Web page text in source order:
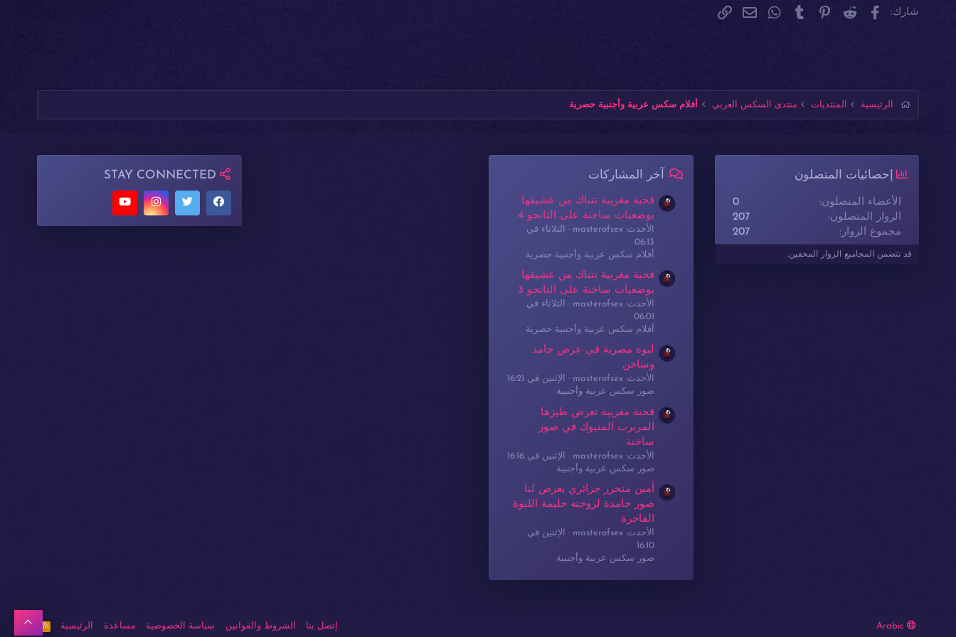
شارك: فيسبوكReddit
Pinterest
Tumblr
WhatsAppالبريد الإلكتروني
الرئيسية المنتديات منتدى السكس العربي أفلام سكس عربية وأجنبية حصرية
إحصائيات المتصلون
الأعضاء المتصلون
0
الزوار المتصلون
207
مجموع الزوار
207
قد تتضمن المجاميع الزوار المخفين.
آخر المشاركات
قحبة مغربية تتناك من عشيقها
بوضعيات ساخنة على التانجو 4
الأحدث: masterofsex
الثلاثاء في
06:13
أفلام سكس عربية وأجنبية حصرية
قحبة مغربية تتناك من عشيقها
بوضعيات ساخنة على التانجو 3
الأحدث: masterofsex
الثلاثاء في
06:01
أفلام سكس عربية وأجنبية حصرية
لبوة مصرية في عرض جامد
وساخن
الأحدث: masterofsex
الإثنين في 16:21
صور سكس عربية وأجنبية
قحبة مغربية تعرض طيزها
المربرب المنيوك في صور
ساخنة
الأحدث: masterofsex
الإثنين في 16:16
صور سكس عربية وأجنبية
أمين متحرر جزائري يعرض لنا
صور جامدة لزوجته حليمة اللبوة
الفاجرة
الأحدث: masterofsex
الإثنين في
16:10
صور سكس عربية وأجنبية
STAY CONNECTED
إتصل بنا الشروط والقوانين سياسة الخصوصية مساعدة الرئيسية
S
أعلى